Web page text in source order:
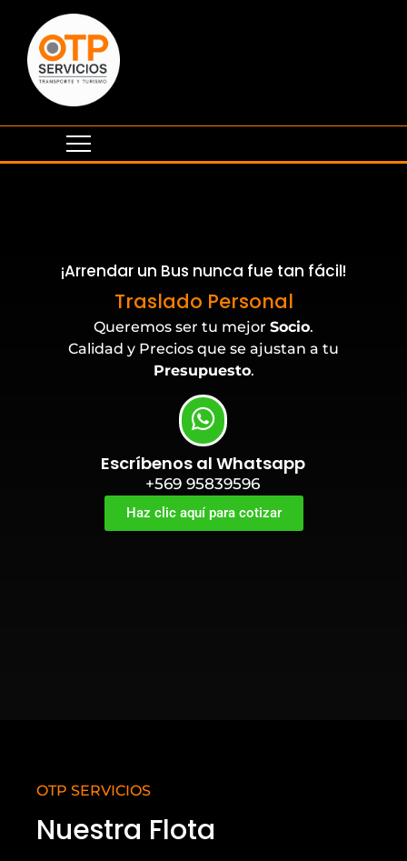
¡Arrendar un Bus nunca fue tan fácil!
Traslado Personal
Eventos Corporativos
Queremos ser tu mejor Socio.
Calidad y Precios que se ajustan a tu
Presupuesto.
Escríbenos al Whatsapp
+569 95839596
Haz clic aquí para cotizar
OTP SERVICIOS
Nuestra Flota